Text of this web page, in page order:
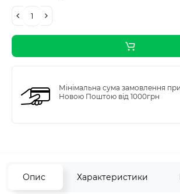
Мінімальна сума замовлення при
Новою Поштою від 1000грн
Опис Характеристики